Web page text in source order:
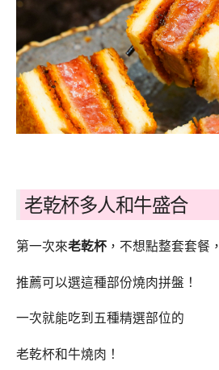
老乾杯多人和牛盛合
第一次來老乾杯 ，不想點整套套餐，
推薦可以選這種部份燒肉拼盤！
一次就能吃到五種精選部位的
老乾杯和牛燒肉！